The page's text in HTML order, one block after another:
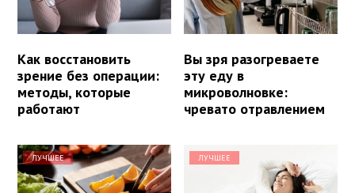
Как восстановить
зрение без операции:
методы, которые
работают
Вы зря разогреваете
эту еду в
микроволновке:
чревато отравлением
ЛУЧШЕЕ ЛУЧШЕЕ